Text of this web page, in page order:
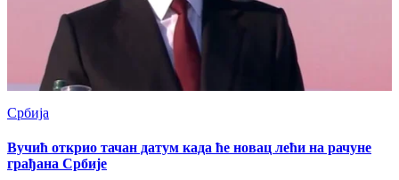
Србија
Вучић открио тачан датум када ће новац лећи на рачуне
грађана Србије